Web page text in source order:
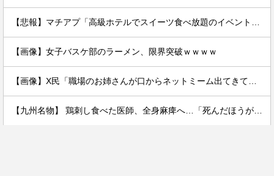
【画像】女子バスケ部のラーメン、限界突破ｗｗｗｗ